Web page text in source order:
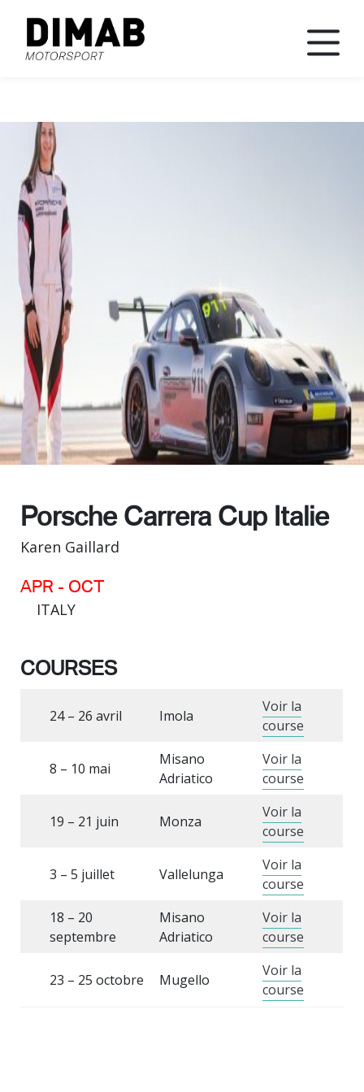
Contact
Porsche Carrera Cup Italie
Karen Gaillard
APR - OCT
ITALY
COURSES
24 – 26 avril Imola
Voir la
course
8 – 10 mai
Misano
Adriatico
Voir la
course
19 – 21 juin Monza
Voir la
course
3 – 5 juillet Vallelunga
Voir la
course
18 – 20
septembre
Misano
Adriatico
Voir la
course
23 – 25 octobre Mugello
Voir la
course